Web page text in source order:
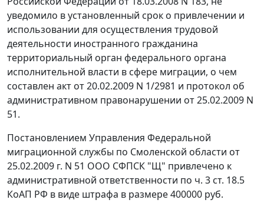
уведомило в установленный срок о привлечении и
использовании для осуществления трудовой
деятельности иностранного гражданина
территориальный орган федерального органа
исполнительной власти в сфере миграции, о чем
составлен акт от 20.02.2009 N 1/2981 и протокол об
административном правонарушении от 25.02.2009 N
51.
Постановлением Управления Федеральной
миграционной службы по Смоленской области от
25.02.2009 г. N 51 ООО СФПСК "Щ" привлечено к
административной ответственности по ч. 3 ст. 18.5
КоАП РФ в виде штрафа в размере 400000 руб.